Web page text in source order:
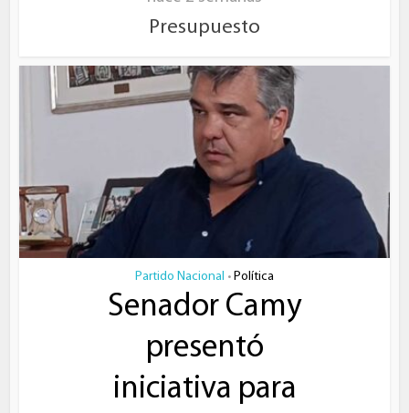
Presupuesto
Partido Nacional • Política
Senador Camy
presentó
iniciativa para